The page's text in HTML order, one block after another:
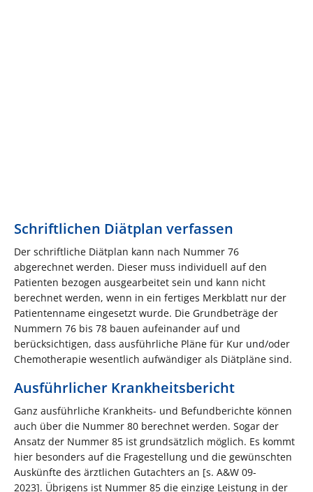
Schriftlichen Diätplan verfassen
Der schriftliche Diätplan kann nach Nummer 76
abgerechnet werden. Dieser muss individuell auf den
Patienten bezogen ausgearbeitet sein und kann nicht
berechnet werden, wenn in ein fertiges Merkblatt nur der
Patientenname eingesetzt wurde. Die Grundbeträge der
Nummern 76 bis 78 bauen aufeinander auf und
berücksichtigen, dass ausführliche Pläne für Kur und/oder
Chemotherapie wesentlich aufwändiger als Diätpläne sind.
Ausführlicher Krankheitsbericht
Ganz ausführliche Krankheits- und Befundberichte können
auch über die Nummer 80 berechnet werden. Sogar der
Ansatz der Nummer 85 ist grundsätzlich möglich. Es kommt
hier besonders auf die Fragestellung und die gewünschten
Auskünfte des ärztlichen Gutachters an [s. A&W 09-
2023]. Übrigens ist Nummer 85 die einzige Leistung in der